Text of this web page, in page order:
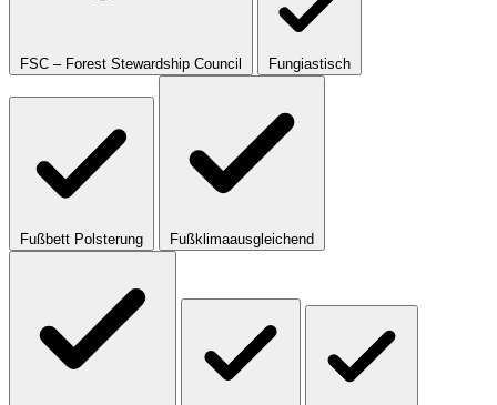
FSC – Forest Stewardship Council Fungiastisch
Fußbett Polsterung Fußklimaausgleichend